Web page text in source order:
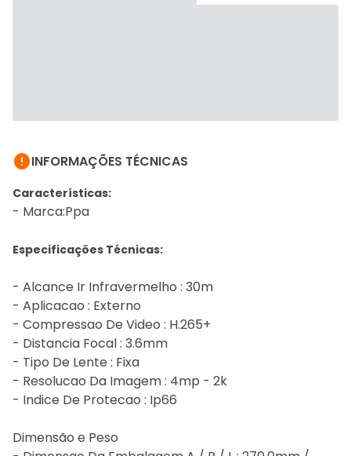
INFORMAÇÕES TÉCNICAS
Características:
- Marca:Ppa
Especificações Técnicas:
- Alcance Ir Infravermelho : 30m
- Aplicacao : Externo
- Compressao De Video : H.265+
- Distancia Focal : 3.6mm
- Tipo De Lente : Fixa
- Resolucao Da Imagem : 4mp - 2k
- Indice De Protecao : Ip66
Dimensão e Peso